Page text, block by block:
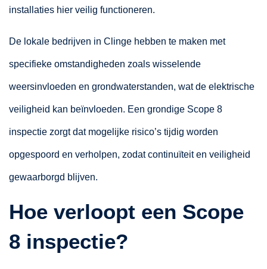
installaties hier veilig functioneren.
De lokale bedrijven in Clinge hebben te maken met
specifieke omstandigheden zoals wisselende
weersinvloeden en grondwaterstanden, wat de elektrische
veiligheid kan beïnvloeden. Een grondige Scope 8
inspectie zorgt dat mogelijke risico’s tijdig worden
opgespoord en verholpen, zodat continuïteit en veiligheid
gewaarborgd blijven.
Hoe verloopt een Scope
8 inspectie?